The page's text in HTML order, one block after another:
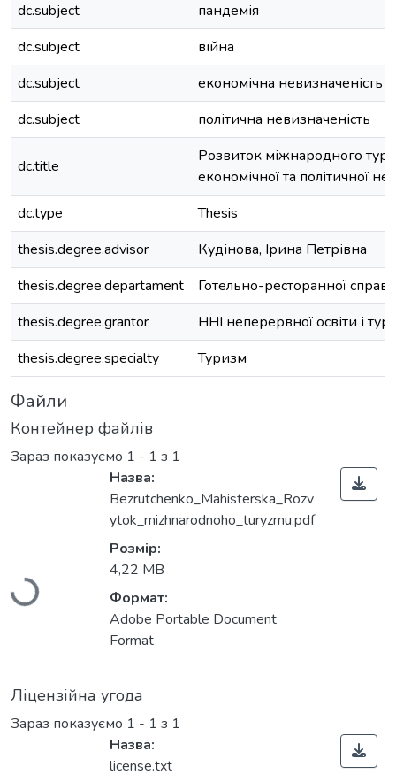
dc.subject
пандемія
dc.subject
війна
dc.subject
економічна невизначеність
dc.subject
політична невизначеність
dc.title
Розвиток міжнародного
економічної та політичної
dc.type
Thesis
thesis.degree.advisor
Кудінова, Ірина Петрівна
thesis.degree.departament
Готельно-ресторанної
thesis.degree.grantor
ННІ неперервної освіти і
thesis.degree.specialty
Туризм
Файли
Контейнер файлів
Зараз показуємо 1 - 1 з 1
Вантажиться...
Назва:
Bezrutchenko_Mahisterska_Rozv
ytok_mizhnarodnoho_turyzmu.pdf
Розмір:
4,22 MB
Формат:
Adobe Portable Document
Format
Ліцензійна угода
Зараз показуємо 1 - 1 з 1
Назва:
license.txt